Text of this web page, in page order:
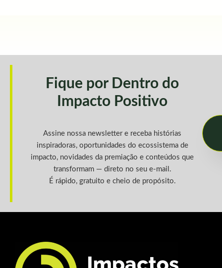
Fique por Dentro do
Impacto Positivo
Assine nossa newsletter e receba histórias
inspiradoras, oportunidades do ecossistema de
impacto, novidades da premiação e conteúdos que
transformam — direto no seu e-mail.
É rápido, gratuito e cheio de propósito.